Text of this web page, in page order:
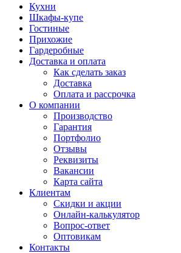
Кухни
Шкафы-купе
Гостиные
Прихожие
Гардеробные
Доставка и оплата
Как сделать заказ
Доставка
Оплата и рассрочка
О компании
Производство
Гарантия
Портфолио
Отзывы
Реквизиты
Вакансии
Карта сайта
Клиентам
Скидки и акции
Онлайн-калькулятор
Вопрос-ответ
Оптовикам
Контакты